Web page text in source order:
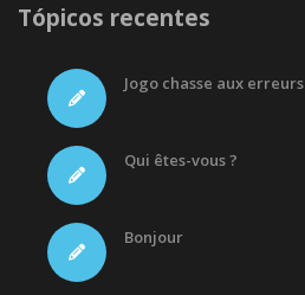
Tópicos recentes
Jogo chasse aux erreurs
Qui êtes-vous ?
Bonjour